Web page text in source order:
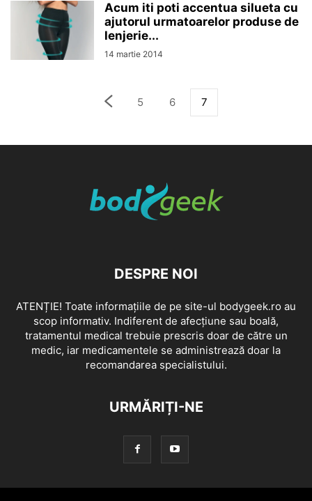
Acum iti poti accentua silueta cu
ajutorul urmatoarelor produse de
lenjerie...
14 martie 2014
5 6 7
DESPRE NOI
ATENȚIE! Toate informațiile de pe site-ul bodygeek.ro au
scop informativ. Indiferent de afecțiune sau boală,
tratamentul medical trebuie prescris doar de către un
medic, iar medicamentele se administrează doar la
recomandarea specialistului.
URMĂRIȚI-NE